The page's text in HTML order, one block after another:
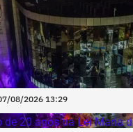
Alexandrina filma chegada
Reprodução/Facebook/Rio
08/2026 13:29
de 20 anos da Lei Maria